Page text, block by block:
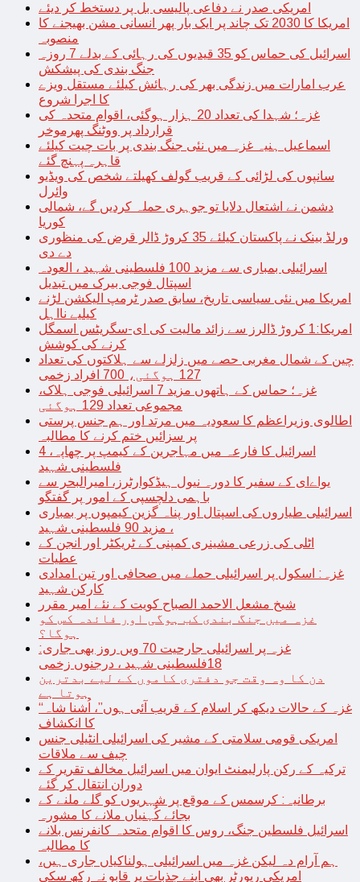
امریکی صدر نے دفاعی پالیسی بل پر دستخط کر دیئے
امریکا کا 2030 تک چاند پر ایک بار پھر انسانی مشن بھیجنے کا
منصوبہ
اسرائیل کی حماس کو 35 قیدیوں کی رہائی کے بدلے 7 روزہ
جنگ بندی کی پیشکش
عرب امارات میں زندگی بھر کی رہائش کیلئے مستقل ویزے
کا اجرا شروع
غزہ؛ شہدا کی تعداد 20 ہزار ہوگئی، اقوام متحدہ کی
قرارداد پر ووٹنگ پھرموخر
اسماعیل ہنیہ غزہ میں نئی جنگ بندی پر بات چیت کیلئے
قاہرہ پہنچ گئے
سانپوں کی لڑائی کے قریب گولف کھیلتے شخص کی ویڈیو
وائرل
دشمن نے اشتعال دلایا تو جوہری حملہ کردیں گے، شمالی
کوریا
ورلڈ بینک نے پاکستان کیلئے 35 کروڑ ڈالر قرض کی منظوری
دے دی
اسرائیلی بمباری سے مزید 100 فلسطینی شہید ، العودہ
اسپتال فوجی بیرک میں تبدیل
امریکا میں نئی سیاسی تاریخ، سابق صدر ٹرمپ الیکشن لڑنے
کیلیے نااہل
امریکا:1 کروڑ ڈالرز سے زائد مالیت کی ای-سگریٹس اسمگل
کرنے کی کوشش
چین کے شمال مغربی حصے میں زلزلے سے ہلاکتوں کی تعداد
127 ہوگئی، 700 افراد زخمی
غزہ؛ حماس کے ہاتھوں مزید 7 اسرائیلی فوجی ہلاک،
مجموعی تعداد 129 ہوگئی
اطالوی وزیراعظم کا سعودیہ میں مرتد اور ہم جنس پرستی
پر سزائیں ختم کرنے کا مطالبہ
اسرائیل کا فارعہ میں مہاجرین کے کیمپ پر چھاپہ، 4
فلسطینی شہید
یواےای کے سفیر کا دورہ نیول ہیڈکوارٹرز، امیرالبحر سے
باہمی دلچسپی کے امور پر گفتگو
اسرائیلی طیاروں کی اسپتال اور پناہ گزین کیمپوں پر بمباری
، مزید 90 فلسطینی شہید
اٹلی کی زرعی مشینری کمپنی کے ٹریکٹر اور انجن کے
عطیات
غزہ: اسکول پر اسرائیلی حملے میں صحافی اور تین امدادی
کارکن شہید
شیخ مشعل الاحمد الصباح کویت کے نئے امیر مقرر
غزہ میں جنگ بندی کب ہوگی اور فائدہ کس کو
ہوگا؟
غزہ پر اسرائیلی جارحیت 70 ویں روز بھی جاری:
18فلسطینی شہید ، درجنوں زخمی
دن کا وہ وقت جو دفتری کاموں کے لیے بدترین
ہوتا ہے
“غزہ کے حالات دیکھ کر اسلام کے قریب آئی ہوں”، اُشنا شاہ
کا انکشاف
امریکی قومی سلامتی کے مشیر کی اسرائیلی انٹیلی جنس
چیف سے ملاقات
ترکیہ کے رکن پارلیمنٹ ایوان میں اسرائیل مخالف تقریر کے
دوران انتقال کر گئے
برطانیہ: کرسمس کے موقع پر شہریوں کو گلے ملنے کے
بجائے کُہنیاں ملانے کا مشورہ
اسرائیل فلسطین جنگ، روس کا اقوام متحدہ کانفرنس بلانے
کا مطالبہ
ہم آرام دہ لیکن غزہ میں اسرائیلی ہولناکیاں جاری ہیں،
امریکی رپورٹر بھی اپنے جذبات پر قابو نہ رکھ سکی